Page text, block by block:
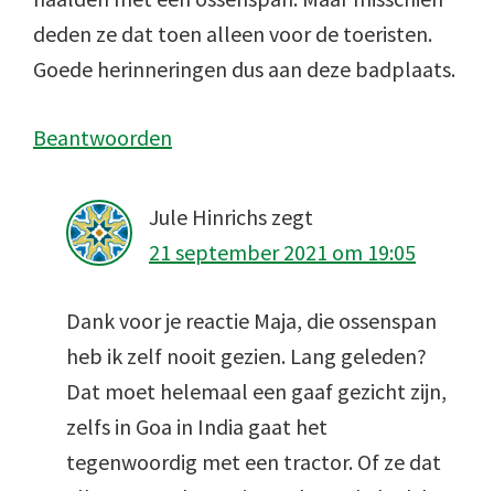
deden ze dat toen alleen voor de toeristen.
Goede herinneringen dus aan deze badplaats.
Beantwoorden
Jule Hinrichs zegt
21 september 2021 om 19:05
Dank voor je reactie Maja, die ossenspan
heb ik zelf nooit gezien. Lang geleden?
Dat moet helemaal een gaaf gezicht zijn,
zelfs in Goa in India gaat het
tegenwoordig met een tractor. Of ze dat